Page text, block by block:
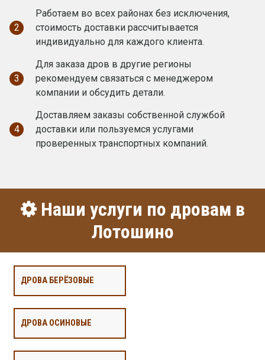
2
Работаем во всех районах без исключения,
стоимость доставки рассчитывается
индивидуально для каждого клиента.
3
Для заказа дров в другие регионы
рекомендуем связаться с менеджером
компании и обсудить детали.
4
Доставляем заказы собственной службой
доставки или пользуемся услугами
проверенных транспортных компаний.
Наши услуги по дровам в
Лотошино
ДРОВА БЕРЁЗОВЫЕ
ДРОВА ОСИНОВЫЕ